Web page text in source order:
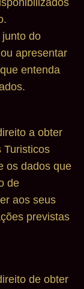
do
apresentar
entenda
a obter
Turisticos
os dados que
de
aos seus
previstas
de obter